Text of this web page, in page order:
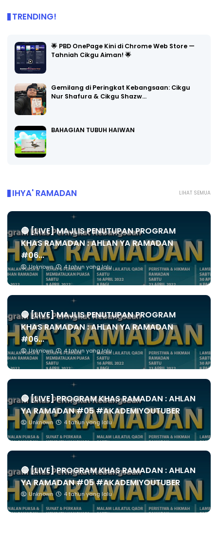
TRENDING!
🌟 PBD OnePage Kini di Chrome Web Store —
Tahniah Cikgu Aiman! 🌟
Gemilang di Peringkat Kebangsaan: Cikgu
Nur Shafura & Cikgu Shazw…
BAHAGIAN TUBUH HAIWAN
LIHAT SEMUA
IHYA' RAMADAN
🔴 [LIVE] MAJLIS PENUTUPAN PROGRAM
KHAS RAMADAN : AHLAN YA RAMADAN
#06...
Unknown 4 tahun yang lalu
🔴 [LIVE] MAJLIS PENUTUPAN PROGRAM
KHAS RAMADAN : AHLAN YA RAMADAN
#06...
Unknown 4 tahun yang lalu
🔴 [LIVE] PROGRAM KHAS RAMADAN : AHLAN
YA RAMADAN #05 #AKADEMIYOUTUBER
Unknown 4 tahun yang lalu
🔴 [LIVE] PROGRAM KHAS RAMADAN : AHLAN
YA RAMADAN #05 #AKADEMIYOUTUBER
Unknown 4 tahun yang lalu